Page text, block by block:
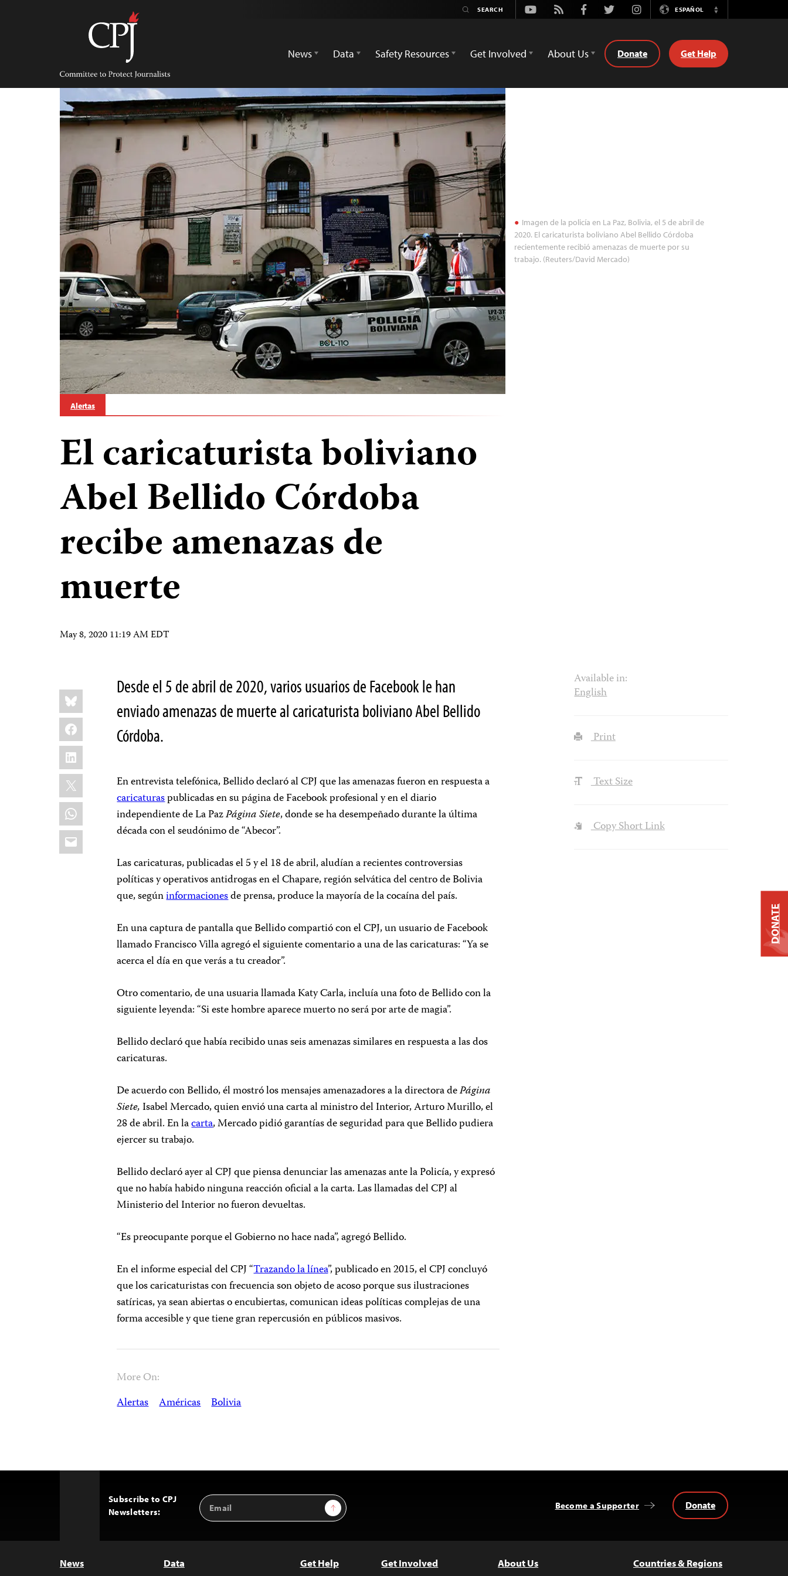
Committee
Protect
Journalists
Youtube
Rss FacebookTwitterInstagramESPAÑOL
Switch
News
Data Safety Resources Get Involved About Us Donate Get Help
Imagen de la policía en La Paz, Bolivia, el 5 de abril de
2020. El caricaturista boliviano Abel Bellido Córdoba
recientemente recibió amenazas de muerte por su
trabajo. (Reuters/David Mercado)
Alertas
El caricaturista boliviano
Abel Bellido Córdoba
recibe amenazas de
muerte
May 8, 2020 11:19 AM EDT
Share
this:
Bluesky
Facebook
LinkedIn
X
WhatsApp
Email
Desde el 5 de abril de 2020, varios usuarios de Facebook le han
enviado amenazas de muerte al caricaturista boliviano Abel Bellido
Córdoba.
En entrevista telefónica, Bellido declaró al CPJ que las amenazas fueron en respuesta a
caricaturaspublicadas en su página de Facebook profesional y en el diario
independiente de La PazPágina Siete, donde se ha desempeñado durante la última
década con el seudónimo de “Abecor”.
Las caricaturas, publicadas el 5 y el 18 de abril, aludían a recientes controversias
políticas y operativos antidrogas en el Chapare, región selvática del centro de Bolivia
que, segúninformacionesde prensa, produce la mayoría de la cocaína del país.
En una captura de pantalla que Bellido compartió con el CPJ, un usuario de Facebook
llamado Francisco Villa agregó el siguiente comentario a una de las caricaturas: “Ya se
acerca el día en que verás a tu creador”.
Otro comentario, de una usuaria llamada Katy Carla, incluía una foto de Bellido con la
siguiente leyenda: “Si este hombre aparece muerto no será por arte de magia”.
Bellido declaró que había recibido unas seis amenazas similares en respuesta a las dos
caricaturas.
De acuerdo con Bellido, él mostró los mensajes amenazadores a la directora dePágina
Siete,Isabel Mercado, quien envió una carta al ministro del Interior, Arturo Murillo, el
28 de abril. En lacarta, Mercado pidió garantías de seguridad para que Bellido pudiera
ejercer su trabajo.
Bellido declaró ayer al CPJ que piensa denunciar las amenazas ante la Policía, y expresó
que no había habido ninguna reacción oficial a la carta. Las llamadas del CPJ al
Ministerio del Interior no fueron devueltas.
“Es preocupante porque el Gobierno no hace nada”, agregó Bellido.
En el informe especial del CPJ “Trazando la línea”, publicado en 2015, el CPJ concluyó
que los caricaturistas con frecuencia son objeto de acoso porque sus ilustraciones
satíricas, ya sean abiertas o encubiertas, comunican ideas políticas complejas de una
forma accesible y que tiene gran repercusión en públicos masivos.
More On:
Alertas Américas Bolivia
Available in:
English
Print
Text Size
Copy Short Link
Subscribe to CPJ
Newsletters:
Email
Address
Sign Up Become a Supporter Donate
News Data Get Help Get Involved About Us Countries & Regions
DONATE